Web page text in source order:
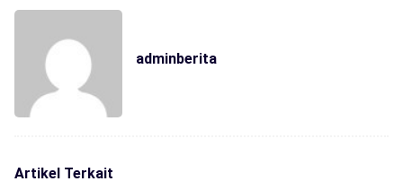
adminberita
Artikel Terkait